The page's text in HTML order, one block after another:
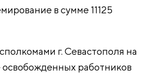
в сумме 11125
г. Севастополя на
работников